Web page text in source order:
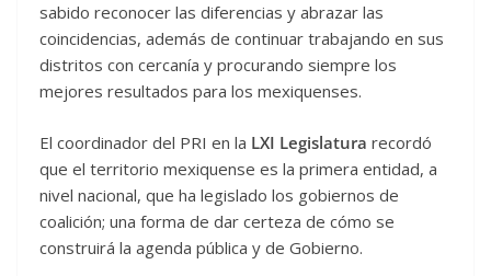
sabido reconocer las diferencias y abrazar las
coincidencias, además de continuar trabajando en sus
distritos con cercanía y procurando siempre los
mejores resultados para los mexiquenses.
El coordinador del PRI en la LXI Legislatura recordó
que el territorio mexiquense es la primera entidad, a
nivel nacional, que ha legislado los gobiernos de
coalición; una forma de dar certeza de cómo se
construirá la agenda pública y de Gobierno.